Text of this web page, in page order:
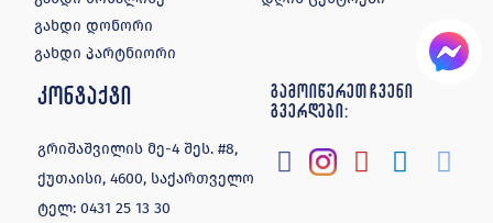
გახდი დონორი
გახდი პარტნიორი
კონტაქტი
გრიშაშვილის მე-4 შეს. #8,
ქუთაისი, 4600, საქართველო
ტელ:0431 25 13 30
გამოიწერეთ ჩვენი
გვერდები: